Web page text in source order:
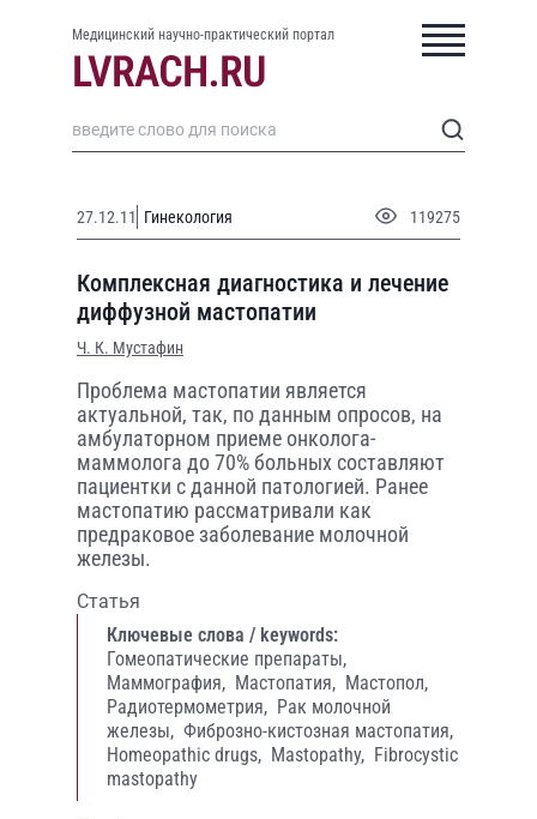
Медицинский научно-практический портал
27.12.11 Гинекология 119275
Комплексная диагностика и лечение
диффузной мастопатии
Ч. К. Мустафин
Проблема мастопатии является
актуальной, так, по данным опросов, на
амбулаторном приеме онколога-
маммолога до 70% больных составляют
пациентки с данной патологией. Ранее
мастопатию рассматривали как
предраковое заболевание молочной
железы.
Статья
Ключевые слова / keywords:
Гомеопатические препараты,
Маммография, Мастопатия, Мастопол,
Радиотермометрия, Рак молочной
железы, Фиброзно-кистозная мастопатия,
Homeopathic drugs, Mastopathy, Fibrocystic
mastopathy